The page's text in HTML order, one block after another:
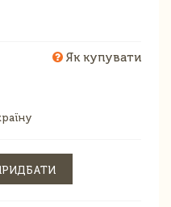
Як купувати